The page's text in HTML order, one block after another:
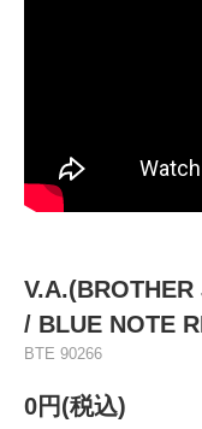
/ BLUE NOTE
BTE 90266
0円(税込)